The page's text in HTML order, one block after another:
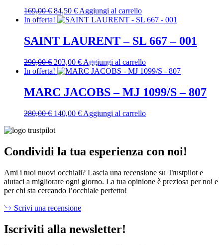
169,00€ Il
prezzo
era:
169,00 €.
84,50 €Il
prezzo
è:
84,50 €.
Aggiungi al carrello
In offerta!
SAINT LAURENT – SL 667 – 001
290,00€ Il
prezzo
era:
290,00 €.
203,00 €Il
prezzo
è:
203,00 €.
Aggiungi al carrello
In offerta!
MARC JACOBS – MJ 1099/S – 807
280,00€ Il
originale
280,00 €.
140,00 €Il
140,00 €.
Aggiungi al carrello
Condividi la tua esperienza con noi!
Ami i tuoi nuovi occhiali? Lascia una recensione su Trustpilot e
aiutaci a migliorare ogni giorno. La tua opinione è preziosa per noi e
per chi sta cercando l’occhiale perfetto!
Scrivi una recensione
Iscriviti alla newsletter!